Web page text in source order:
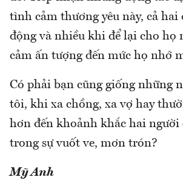
tình cảm thương yêu này, cả hai
động và nhiều khi để lại cho họ
cảm ấn tượng đến mức họ nhớ
Có phải bạn cũng giống những
tôi, khi xa chồng, xa vợ hay
hơn đến khoảnh khắc hai người
trong sự vuốt ve, mơn trón?
Mỹ Anh